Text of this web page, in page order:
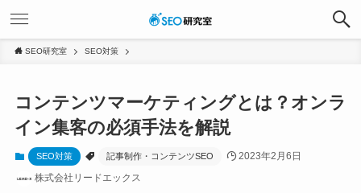
SEO研究室 SEO対策
コンテンツマーケティングとは？オンラ
イン集客の必須手法を解説
SEO対策 記事制作・コンテンツSEO
2023年2月6日
株式会社リードエックス